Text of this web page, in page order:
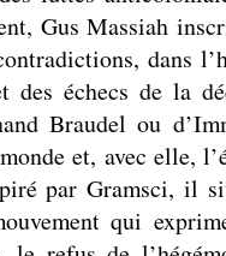
Gus Massiah
dans
des échecs de la
Braudel ou
et, avec elle,
par Gramsci, il
qui